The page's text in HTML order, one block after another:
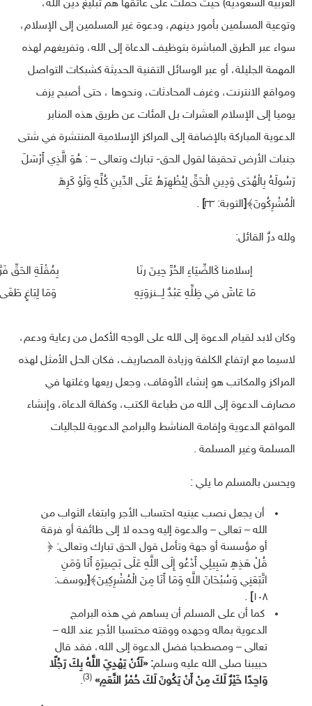
العربية السعودية) حيث حملت على عاتقها همّ تبليغ دين الله،
وتوعية المسلمين بأمور دينهم، ودعوة غير المسلمين إلى الإسلام،
سواء عبر الطرق المباشرة بتوظيف الدعاة إلى الله، وتفريغهم لهذه
المهمة الجليلة، أو عبر الوسائل التقنية الحديثة كشبكات التواصل
ومواقع الانترنت، وغرف المحادثات، ونحوها ، حتى أصبح يزف
يوميا إلى الإسلام العشرات بل المئات عن طريق هذه المنابر
الدعوية المباركة بالإضافة إلى المراكز الإسلامية المنتشرة في شتى
جنبات الأرض تحقيقا لقول الحق- تبارك وتعالى – : هُوَ الَّذِي أَرْسَلَ
رَسُولَهُ بِالْهُدَى وَدِينِ الْحَقِّ لِيُظْهِرَهُ عَلَى الدِّينِ كُلِّهِ وَلَوْ كَرِهَ
الْمُشْرِكُونَ﴾[التوبة: ٣٣ ]
.
ولله درٌ القائل:
إسلامنا كَالضِّيَاءِ الحُرِّ حِينَ رنَا
بِمُقْلَةِ الحَقِّ
مَا عَاشَ في ظِلِّهِ عَبْدٌ لِــــنزوَتِهِ
وَمَا لِبَاغٍ
وكان لابد لقيام الدعوة إلى الله على الوجه الأكمل من رعاية ودعم،
لاسيما مع ارتفاع الكلفة وزيادة المصاريف، فكان الحل الأمثل لهذه
المراكز والمكاتب هو إنشاء الأوقاف، وجعل ريعها وغلتها في
مصارف الدعوة إلى الله من طباعة الكتب، وكفالة الدعاة، وإنشاء
المواقع الدعوية وإقامة المناشط والبرامج الدعوية للجاليات
المسلمة وغير المسلمة .
ويحسن بالمسلم ما يلي :
أن يجعل نصب عينيه احتساب الأجر وابتغاء الثواب من
الله – تعالى – والدعوة إليه وحده لا إلى طائفة أو فرقة
أو مؤسسة أو جهة وتأمل قول الحق تبارك وتعالى: ﴿
قُلْ هَذِهِ سَبِيلِي أَدْعُو إِلَى اللَّهِ عَلَى بَصِيرَةٍ أَنَا وَمَنِ
اتَّبَعَنِي وَسُبْحَانَ اللَّهِ وَمَا أَنَا مِنَ الْمُشْرِكِينَ﴾[يوسف:
١٠٨]
.
كما أن على المسلم أن يساهم في هذه البرامج
الدعوية بماله وجهده ووقته محتسبا الأجر عند الله –
تعالى – ومصطحبا فضل الدعوة إلى الله، فقد قال
حبيبنا صلى الله عليه وسلم:
«لَأَنْ يَهْدِيَ اللَّهُ بِكَ رَجُلًا
وَاحِدًا خَيْرٌ لَكَ مِنْ أَنْ يَكُونَ لَكَ حُمْرُ النَّعَمِ»
(3)
.